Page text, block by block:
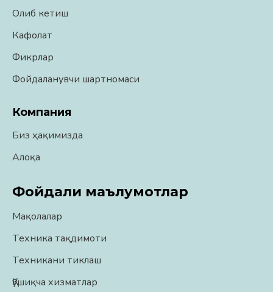
Олиб кетиш
Кафолат
Фикрлар
Фойдаланувчи шартномаси
Компания
Биз ҳақимизда
Алоқа
Фойдали маълумотлар
Мақолалар
Техника тақдимоти
Техникани тиклаш
Қўшиқча хизматлар